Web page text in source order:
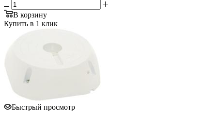
В корзину
Купить в 1 клик
Быстрый просмотр